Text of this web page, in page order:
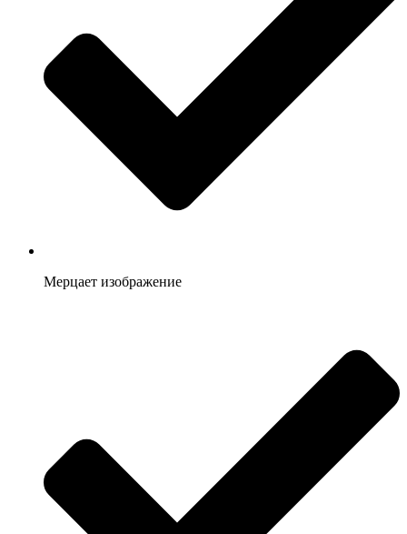
Мерцает изображение